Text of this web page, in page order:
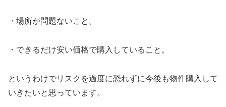
・場所が問題ないこと。
・できるだけ安い価格で購入していること。
というわけでリスクを過度に恐れずに今後も物件購入して
いきたいと思っています。